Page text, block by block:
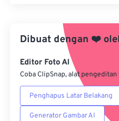
Terapkan dari Preset
Simpan sebagai Preset
Dibuat dengan ❤️
Editor Foto AI
Coba ClipSnap, alat
Penghapus Latar Belakang
Generator Gambar AI